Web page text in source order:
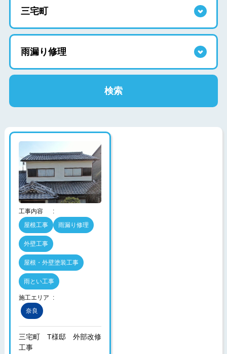
工事内容
屋根工事
雨漏り修理
外壁工事
屋根・外壁塗装工事
雨とい工事
施工エリア
奈良
三宅町 T様邸 外部改修
工事